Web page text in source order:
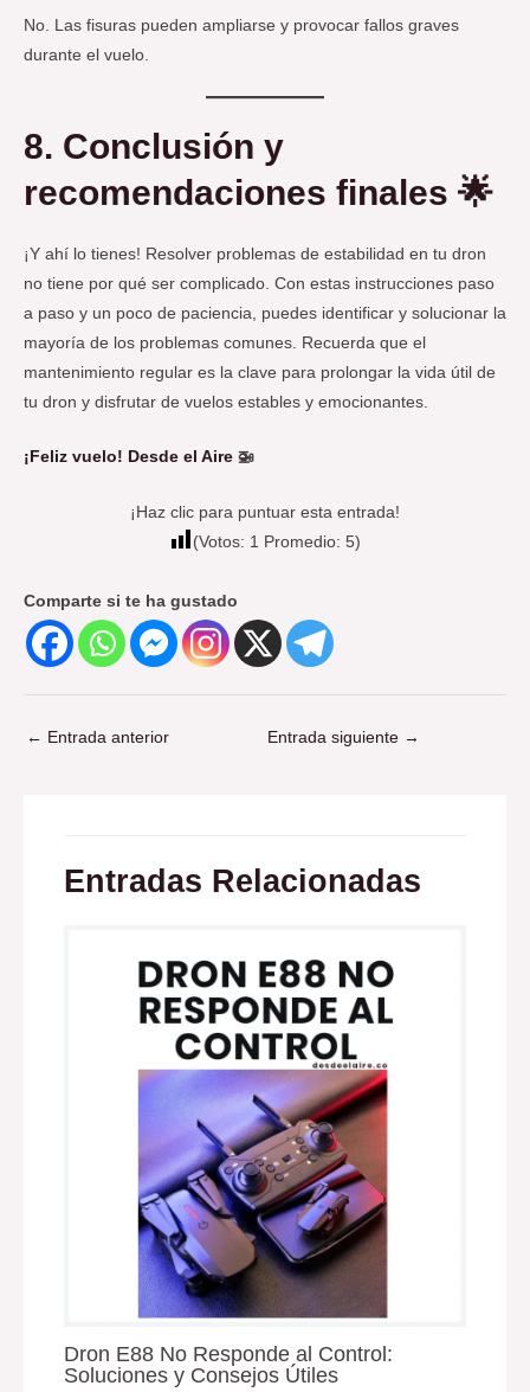
No. Las fisuras pueden ampliarse y provocar fallos graves
durante el vuelo.
8. Conclusión y
recomendaciones finales 🌟
¡Y ahí lo tienes! Resolver problemas de estabilidad en tu dron
no tiene por qué ser complicado. Con estas instrucciones paso
a paso y un poco de paciencia, puedes identificar y solucionar la
mayoría de los problemas comunes. Recuerda que el
mantenimiento regular es la clave para prolongar la vida útil de
tu dron y disfrutar de vuelos estables y emocionantes.
¡Feliz vuelo! Desde el Aire 🚁
¡Haz clic para puntuar esta entrada!
(Votos: 1 Promedio: 5)
Comparte si te ha gustado
← Entrada anterior Entrada siguiente →
Entradas Relacionadas
Dron E88 No Responde al Control:
Soluciones y Consejos Útiles